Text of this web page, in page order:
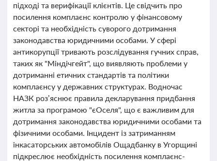
підході та верифікації клієнтів. Це свідчить про
посилення комплаєнс контролю у фінансовому
секторі та необхідність суворого дотримання
законодавства юридичними особами. У сфері
антикорупції тривають розслідування гучних справ,
таких як "Міндічгейт", що виявляють проблеми у
дотриманні етичних стандартів та політики
комплаєнсу у державних структурах. Водночас
НАЗК роз’яснює правила декларування придбання
житла за програмою "єОселя", що є важливим для
дотримання законодавства юридичними особами та
фізичними особами. Інцидент із затриманням
інкасаторських автомобілів Ощадбанку в Угорщині
підкреслює необхідність посилення комплаєнс-